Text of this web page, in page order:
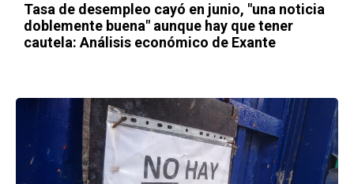
Tasa de desempleo cayó en junio, "una noticia
doblemente buena" aunque hay que tener
cautela: Análisis económico de Exante